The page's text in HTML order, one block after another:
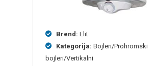
Brend: Elit
Kategorija: Bojleri/Prohromski
bojleri/Vertikalni